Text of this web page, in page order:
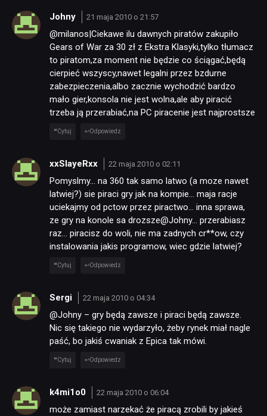
TECHNOLOGIE
DYSKUSJE
JUŻ GRALIŚMY
Johny 21 maja 2010 o 21:57
@milanos|Ciekawe ilu dawnych piratów zakupiło
Gears of War za 30 zł z Ekstra Klasyki,tylko tłumacz
to piratom,za moment nie będzie co ściągać,będą
cierpieć wszyscy,nawet legalni przez bzdurne
zabezpieczenia,albo zacznie wychodzić bardzo
mało gier,konsola nie jest wolna,ale aby piracić
trzeba ją przerabiać,na PC piracenie jest najprostsze
Cytuj Odpowiedz
xxSlayeRxx 22 maja 2010 o 02:11
Pomyslmy… na 360 tak samo latwo (a moze nawet
latwiej?) sie piraci gry jak na kompie… maja racje
uciekajmy od pctow przez piractwo… inna sprawa,
ze gry na konole sa drozsze@Johny… przerabiasz
raz… piracisz do woli, nie ma zadnych cr**ow, czy
instalowania jakis programow, wiec gdzie latwiej?
Cytuj Odpowiedz
Sergi 22 maja 2010 o 04:34
@Johny – gry będą zawsze i piraci będą zawsze.
Nic się takiego nie wydarzyło, żeby rynek miał nagle
paść, bo jakiś cwaniak z Epica tak mówi.
Cytuj Odpowiedz
k4mi1o0 22 maja 2010 o 06:04
może zamiast narzekać że piracą zrobili by jakieś